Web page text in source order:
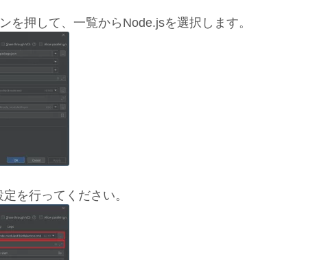
を押して、一覧からNode.jsを選択します。
を行ってください。